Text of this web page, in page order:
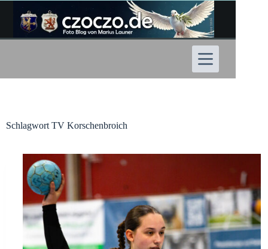
Inhalt
springen
Schlagwort TV Korschenbroich